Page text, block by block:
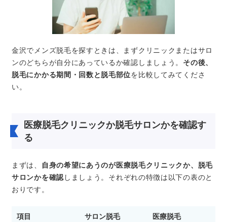
金沢でメンズ脱毛を探すときは、まずクリニックまたはサロ
ンのどちらが自分にあっているか確認しましょう。 その後、
脱毛にかかる期間・回数と脱毛部位を比較してみてくださ
い。
医療脱毛クリニックか脱毛サロンかを確認す
る
まずは、
自身の希望にあうのが医療脱毛クリニックか、脱毛
サロンかを確認しましょう。それぞれの特徴は以下の表のと
おりです。
項目 サロン脱毛 医療脱毛